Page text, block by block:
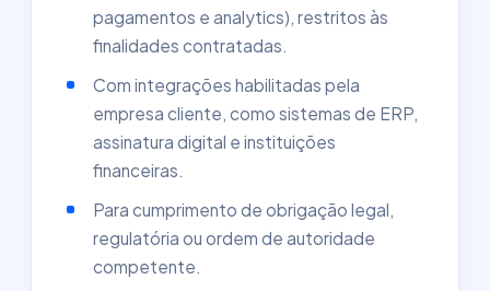
pagamentos e analytics), restritos às
finalidades contratadas.
Com integrações habilitadas pela
empresa cliente, como sistemas de ERP,
assinatura digital e instituições
financeiras.
Para cumprimento de obrigação legal,
regulatória ou ordem de autoridade
competente.